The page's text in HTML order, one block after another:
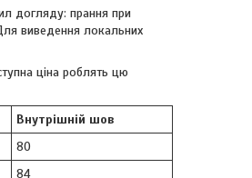
догляду: прання при
виведення локальних
ціна роблять цю
Внутрішній шов
80
84